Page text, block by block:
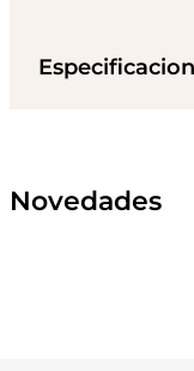
Novedades